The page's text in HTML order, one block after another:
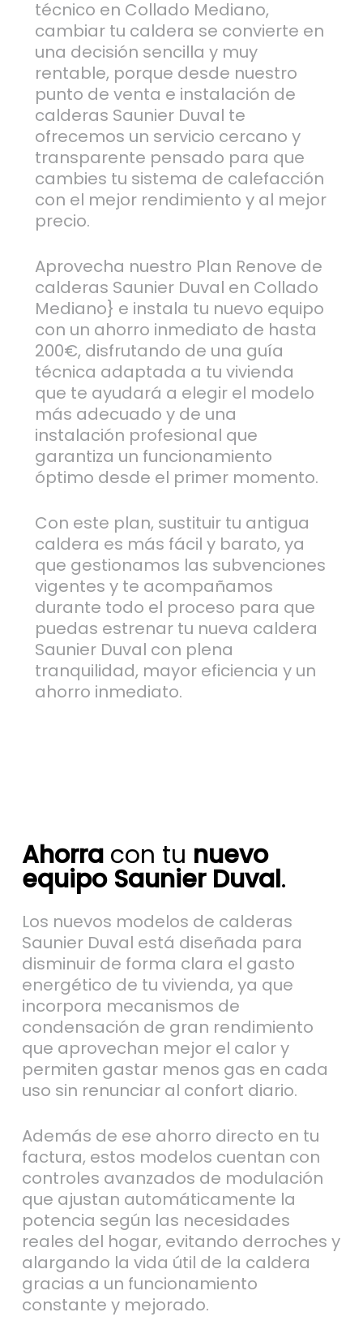
técnico en Collado Mediano,
cambiar tu caldera se convierte en
una decisión sencilla y muy
rentable, porque desde nuestro
punto de venta e instalación de
calderas Saunier Duval te
ofrecemos un servicio cercano y
transparente pensado para que
cambies tu sistema de calefacción
con el mejor rendimiento y al mejor
precio.
Aprovecha nuestro Plan Renove de
calderas Saunier Duval en Collado
Mediano} e instala tu nuevo equipo
con un ahorro inmediato de hasta
200€, disfrutando de una guía
técnica adaptada a tu vivienda
que te ayudará a elegir el modelo
más adecuado y de una
instalación profesional que
garantiza un funcionamiento
óptimo desde el primer momento.
Con este plan, sustituir tu antigua
caldera es más fácil y barato, ya
que gestionamos las subvenciones
vigentes y te acompañamos
durante todo el proceso para que
puedas estrenar tu nueva caldera
Saunier Duval con plena
tranquilidad, mayor eficiencia y un
ahorro inmediato.
Ahorracon tu nuevo
equipo Saunier Duval.
Los nuevos modelos de calderas
Saunier Duval está diseñada para
disminuir de forma clara el gasto
energético de tu vivienda, ya que
incorpora mecanismos de
condensación de gran rendimiento
que aprovechan mejor el calor y
permiten gastar menos gas en cada
uso sin renunciar al confort diario.
Además de ese ahorro directo en tu
factura, estos modelos cuentan con
controles avanzados de modulación
que ajustan automáticamente la
potencia según las necesidades
reales del hogar, evitando derroches y
alargando la vida útil de la caldera
gracias a un funcionamiento
constante y mejorado.